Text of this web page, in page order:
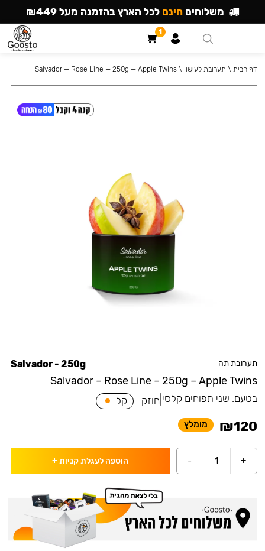
תערובת תה
Salvador – Rose Line – 250g – Apple Twins
Salvador - 250g
בטעם: שני תפוחים קלסי חוזק קל
₪120 מומלץ
+
1
- הוספה לעגלת קניות +
דף הבית \ תערובת לעישון \
Salvador — Rose Line — 250g — Apple Twins
משלוחים חינם לכל הארץ בהזמנה מעל ₪449
1